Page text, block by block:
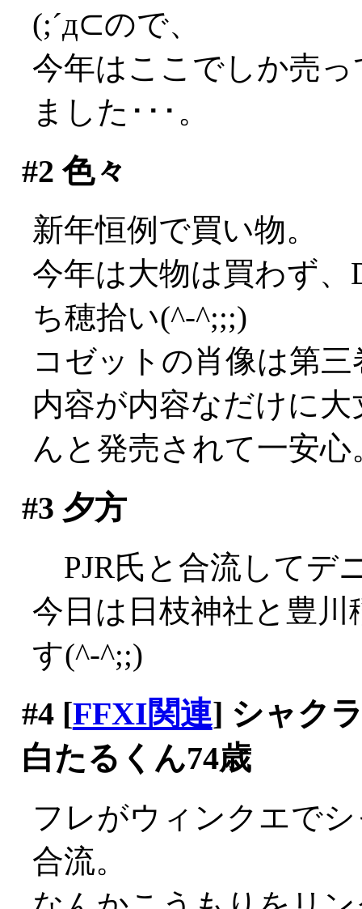
(;´д⊂ので、
今年はここでしか売
ました･･･。
#2 色々
新年恒例で買い物。
今年は大物は買わず
ち穂拾い(^-^;;;)
コゼットの肖像は第
内容が内容なだけに
んと発売されて一安心
#3 夕方
PJR氏と合流してデ
今日は日枝神社と豊
す(^-^;;)
#4[FFXI関連] シャク
白たるくん74歳
フレがウィンクエで
合流。